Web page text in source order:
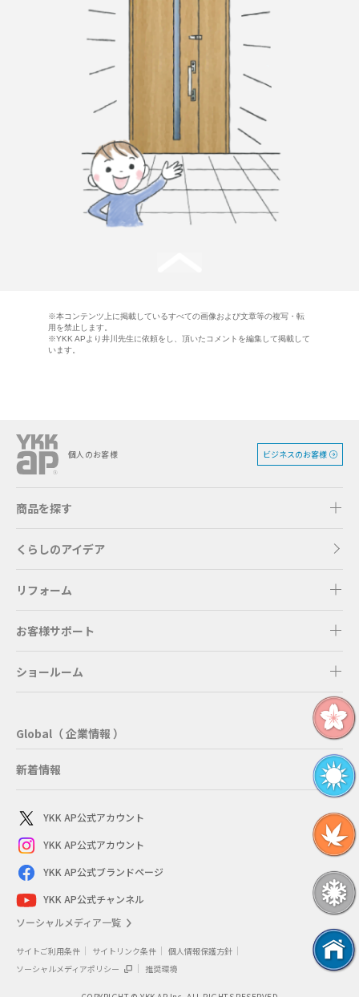
※本コンテンツ上に掲載しているすべての画像および文章等の複写・転
用を禁止します。
※YKK APより井川先生に依頼をし、頂いたコメントを編集して掲載して
います。
個人のお客様 ビジネスのお客様
商品を探す
くらしのアイデア
リフォーム
お客様サポート
ショールーム
Global（ 企業情報 ）
新着情報
YKK AP公式アカウント
YKK AP公式アカウント
YKK AP公式ブランドページ
YKK AP公式チャンネル
ソーシャルメディア一覧
サイトご利用条件 サイトリンク条件
個人情報保護方針
ソーシャルメディアポリシー
推奨環境